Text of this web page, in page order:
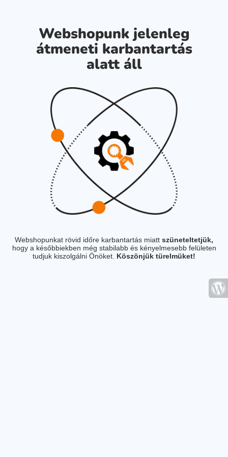
Webshopunk jelenleg
átmeneti karbantartás
alatt áll
Webshopunkat rövid időre karbantartás miatt szüneteltetjük,
hogy a későbbiekben még stabilabb és kényelmesebb felületen
tudjuk kiszolgálni Önöket. Köszönjük türelmüket!